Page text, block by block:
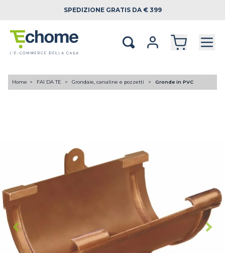
SPEDIZIONE GRATIS DA € 399
Home FAI DA TE Grondaie, canaline e pozzetti Gronde in PVC